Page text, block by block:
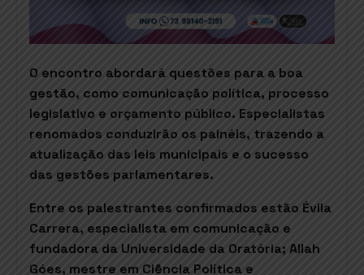
O encontro abordará questões para a boa
gestão, como comunicação política, processo
legislativo e orçamento público. Especialistas
renomados conduzirão os painéis, trazendo a
atualização das leis municipais e o sucesso
das gestões parlamentares.
Entre os palestrantes confirmados estão Évila
Carrera, especialista em comunicação e
fundadora da Universidade da Oratória; Allah
Góes, mestre em Ciência Política e